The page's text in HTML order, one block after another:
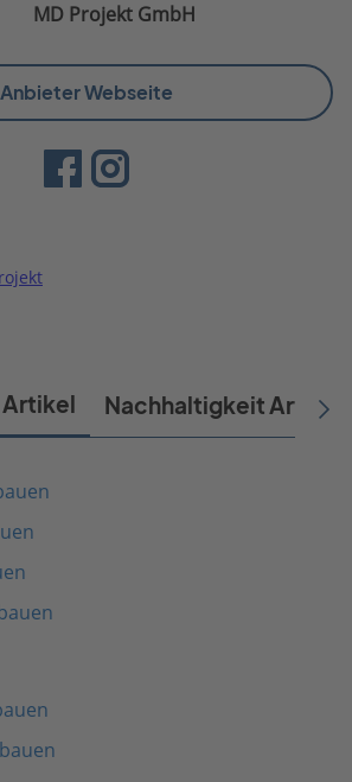
MD Projekt GmbH
Anbieter Webseite
Nachhaltigkeit Artikel